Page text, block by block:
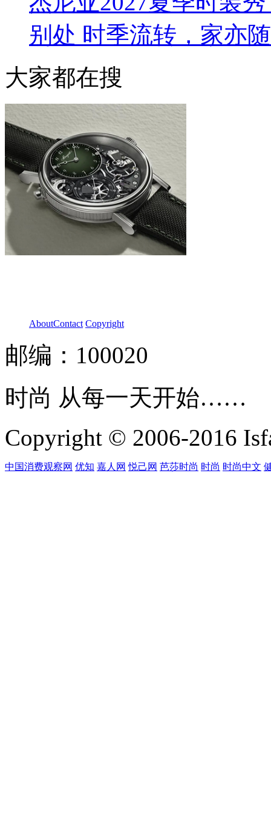
别处 时季流转，家亦
大家都在搜
AboutContact Copyright
邮编：100020
时尚 从每一天开始……
Copyright © 2006-2016
中国消费观察网 优知 嘉人网 悦己网 芭莎时尚 时尚 时尚中文